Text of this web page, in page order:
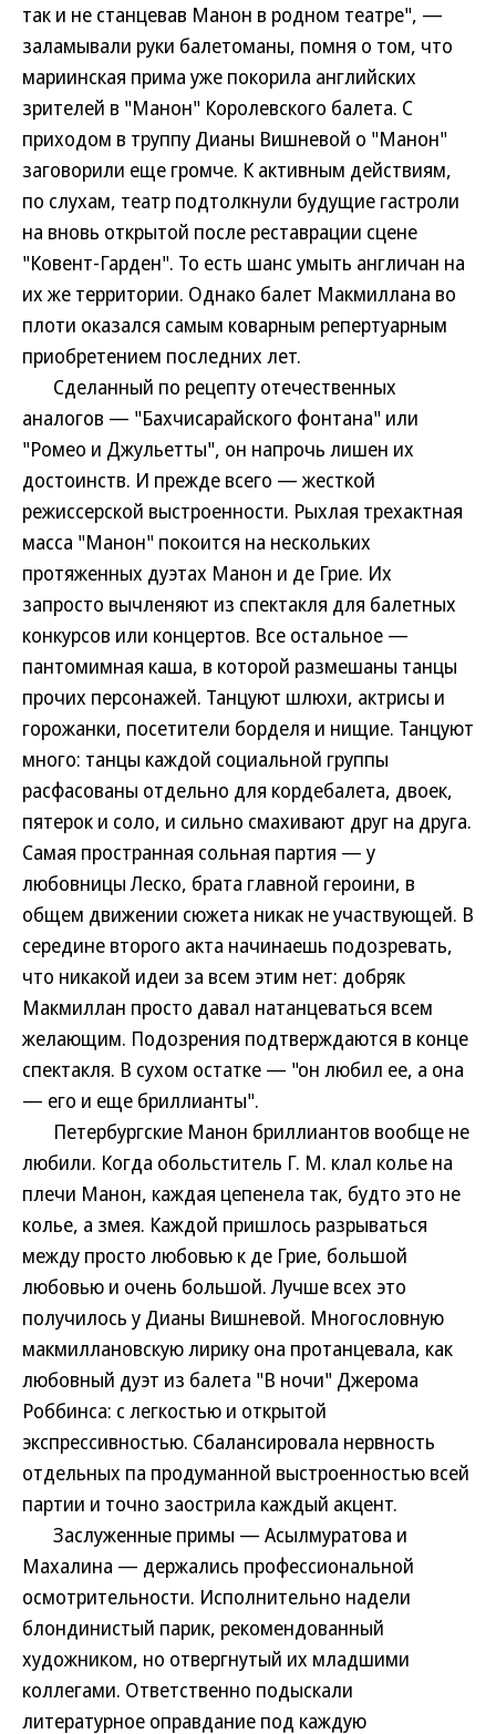
так и не станцевав Манон в родном театре", —
заламывали руки балетоманы, помня о том, что
мариинская прима уже покорила английских
зрителей в "Манон" Королевского балета. С
приходом в труппу Дианы Вишневой о "Манон"
заговорили еще громче. К активным действиям,
по слухам, театр подтолкнули будущие гастроли
на вновь открытой после реставрации сцене
"Ковент-Гарден". То есть шанс умыть англичан на
их же территории. Однако балет Макмиллана во
плоти оказался самым коварным репертуарным
приобретением последних лет.
Сделанный по рецепту отечественных
аналогов — "Бахчисарайского фонтана" или
"Ромео и Джульетты", он напрочь лишен их
достоинств. И прежде всего — жесткой
режиссерской выстроенности. Рыхлая трехактная
масса "Манон" покоится на нескольких
протяженных дуэтах Манон и де Грие. Их
запросто вычленяют из спектакля для балетных
конкурсов или концертов. Все остальное —
пантомимная каша, в которой размешаны танцы
прочих персонажей. Танцуют шлюхи, актрисы и
горожанки, посетители борделя и нищие. Танцуют
много: танцы каждой социальной группы
расфасованы отдельно для кордебалета, двоек,
пятерок и соло, и сильно смахивают друг на друга.
Самая пространная сольная партия — у
любовницы Леско, брата главной героини, в
общем движении сюжета никак не участвующей. В
середине второго акта начинаешь подозревать,
что никакой идеи за всем этим нет: добряк
Макмиллан просто давал натанцеваться всем
желающим. Подозрения подтверждаются в конце
спектакля. В сухом остатке — "он любил ее, а она
— его и еще бриллианты".
Петербургские Манон бриллиантов вообще не
любили. Когда обольститель Г. М. клал колье на
плечи Манон, каждая цепенела так, будто это не
колье, а змея. Каждой пришлось разрываться
между просто любовью к де Грие, большой
любовью и очень большой. Лучше всех это
получилось у Дианы Вишневой. Многословную
макмиллановскую лирику она протанцевала, как
любовный дуэт из балета "В ночи" Джерома
Роббинса: с легкостью и открытой
экспрессивностью. Сбалансировала нервность
отдельных па продуманной выстроенностью всей
партии и точно заострила каждый акцент.
Заслуженные примы — Асылмуратова и
Махалина — держались профессиональной
осмотрительности. Исполнительно надели
блондинистый парик, рекомендованный
художником, но отвергнутый их младшими
коллегами. Ответственно подыскали
литературное оправдание под каждую